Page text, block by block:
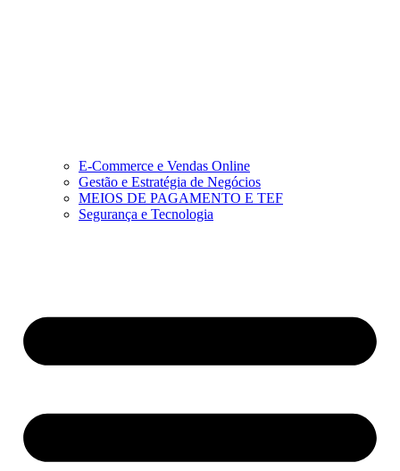
E-Commerce e Vendas Online
Gestão e Estratégia de Negócios
MEIOS DE PAGAMENTO E TEF
Segurança e Tecnologia